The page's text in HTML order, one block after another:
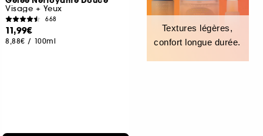
Visage + Yeux
668
11,99€
8,88€ / 100ml
Textures légères,
confort longue durée.